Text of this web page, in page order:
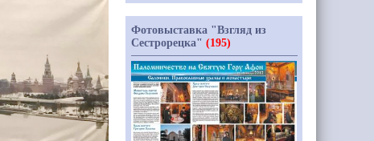
Фотовыставка "Взгляд из
Сестрорецка" (195)